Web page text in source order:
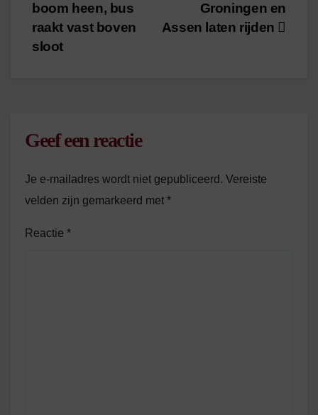
Groningen en
Assen laten rijden
boom heen, bus
raakt vast boven
sloot
Geef een reactie
Je e-mailadres wordt niet gepubliceerd. Vereiste
velden zijn gemarkeerd met *
Reactie *